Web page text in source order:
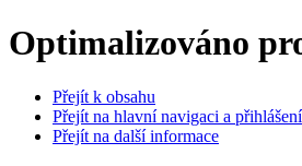
Optimalizováno
Přejít k obsahu
Přejít na hlavní navigaci a přihlášení
Přejít na další informace